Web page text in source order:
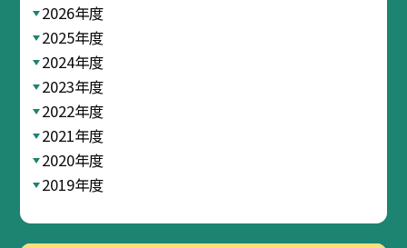
2026年度
2025年度
2024年度
2023年度
2022年度
2021年度
2020年度
2019年度